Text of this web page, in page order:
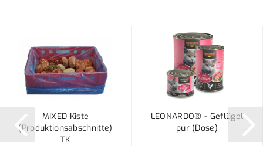
MIXED Kiste
(Produktionsabschnitte)
TK
LEONARDO® - Geflügel
pur (Dose)